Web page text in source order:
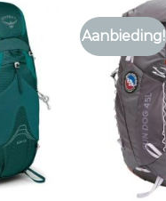
Aanbieding!